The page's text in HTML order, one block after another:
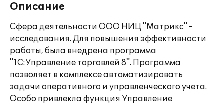
Описание
Сфера деятельности ООО НИЦ "Матрикс" -
исследования. Для повышения эффективности
работы, была внедрена программа
"1С:Управление торговлей 8". Программа
позволяет в комплексе автоматизировать
задачи оперативного и управленческого учета.
Особо привлекла функция Управление